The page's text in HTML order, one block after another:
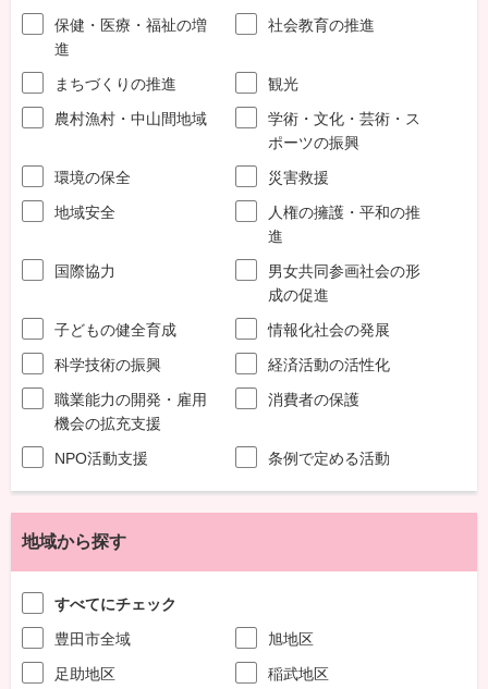
保健・医療・福祉の増
進
社会教育の推進
まちづくりの推進
観光
農村漁村・中山間地域
学術・文化・芸術・ス
ポーツの振興
環境の保全
災害救援
地域安全
人権の擁護・平和の推
進
国際協力
男女共同参画社会の形
成の促進
子どもの健全育成
情報化社会の発展
科学技術の振興
経済活動の活性化
職業能力の開発・雇用
機会の拡充支援
消費者の保護
NPO活動支援 条例で定める活動
地域から探す
すべてにチェック
豊田市全域
旭地区
足助地区
稲武地区